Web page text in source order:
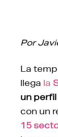
Por
La
llega la
un
con un
15